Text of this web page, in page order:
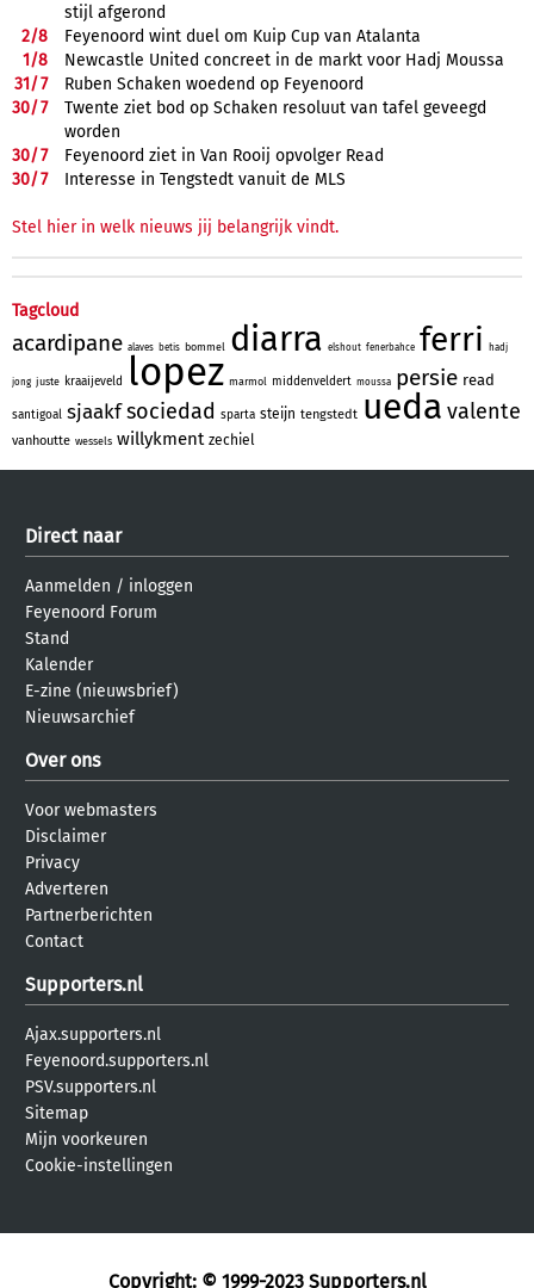
stijl afgerond
2/8
Feyenoord wint duel om Kuip Cup van Atalanta
1/8
Newcastle United concreet in de markt voor Hadj Moussa
31/7
Ruben Schaken woedend op Feyenoord
30/7
Twente ziet bod op Schaken resoluut van tafel geveegd
worden
30/7
Feyenoord ziet in Van Rooij opvolger Read
30/7 Interesse in Tengstedt vanuit de MLS
Stel hier in welk nieuws jij belangrijk vindt.
Tagcloud
acardipane alaves betis bommel diarra elshout fenerbahce ferri hadj
jong juste kraaijeveld lopez marmol middenveldert moussa persie read
santigoal sjaakfsociedad sparta steijn tengstedt ueda valente
vanhoutte wessels willykment zechiel
Direct naar
Aanmelden / inloggen
Feyenoord Forum
Stand
Kalender
E-zine (nieuwsbrief)
Nieuwsarchief
Over ons
Voor webmasters
Disclaimer
Privacy
Adverteren
Partnerberichten
Contact
Supporters.nl
Ajax.supporters.nl
Feyenoord.supporters.nl
PSV.supporters.nl
Sitemap
Mijn voorkeuren
Cookie-instellingen
Copyright: © 1999-2023 Supporters.nl